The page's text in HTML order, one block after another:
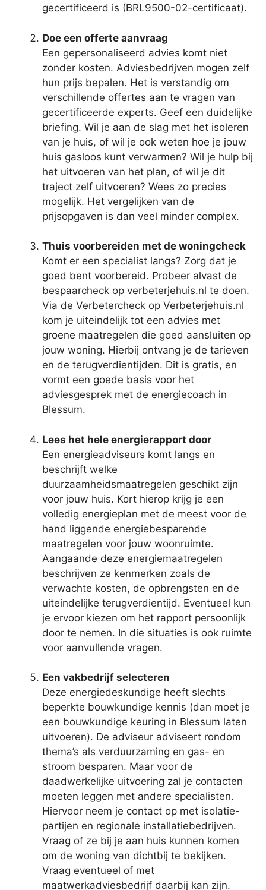
gecertificeerd is (BRL9500-02-certificaat).
Doe een offerte aanvraag
Een gepersonaliseerd advies komt niet
zonder kosten. Adviesbedrijven mogen zelf
hun prijs bepalen. Het is verstandig om
verschillende offertes aan te vragen van
gecertificeerde experts. Geef een duidelijke
briefing. Wil je aan de slag met het isoleren
van je huis, of wil je ook weten hoe je jouw
huis gasloos kunt verwarmen? Wil je hulp bij
het uitvoeren van het plan, of wil je dit
traject zelf uitvoeren? Wees zo precies
mogelijk. Het vergelijken van de
prijsopgaven is dan veel minder complex.
Thuis voorbereiden met de woningcheck
Komt er een specialist langs? Zorg dat je
goed bent voorbereid. Probeer alvast de
bespaarcheck op verbeterjehuis.nl te doen.
Via de Verbetercheck op Verbeterjehuis.nl
kom je uiteindelijk tot een advies met
groene maatregelen die goed aansluiten op
jouw woning. Hierbij ontvang je de tarieven
en de terugverdientijden. Dit is gratis, en
vormt een goede basis voor het
adviesgesprek met de energiecoach in
Blessum.
Lees het hele energierapport door
Een energieadviseurs komt langs en
beschrijft welke
duurzaamheidsmaatregelen geschikt zijn
voor jouw huis. Kort hierop krijg je een
volledig energieplan met de meest voor de
hand liggende energiebesparende
maatregelen voor jouw woonruimte.
Aangaande deze energiemaatregelen
beschrijven ze kenmerken zoals de
verwachte kosten, de opbrengsten en de
uiteindelijke terugverdientijd. Eventueel kun
je ervoor kiezen om het rapport persoonlijk
door te nemen. In die situaties is ook ruimte
voor aanvullende vragen.
Een vakbedrijf selecteren
Deze energiedeskundige heeft slechts
beperkte bouwkundige kennis (dan moet je
een bouwkundige keuring in Blessum laten
uitvoeren). De adviseur adviseert rondom
thema’s als verduurzaming en gas- en
stroom besparen. Maar voor de
daadwerkelijke uitvoering zal je contacten
moeten leggen met andere specialisten.
Hiervoor neem je contact op met isolatie-
partijen en regionale installatiebedrijven.
Vraag of ze bij je aan huis kunnen komen
om de woning van dichtbij te bekijken.
Vraag eventueel of met
maatwerkadviesbedrijf daarbij kan zijn.